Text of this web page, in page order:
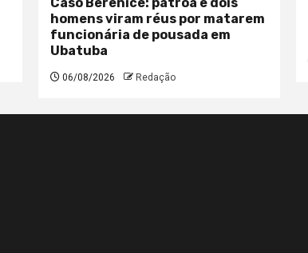
homens viram réus por matarem
funcionária de pousada em
Ubatuba
06/08/2026 Redação